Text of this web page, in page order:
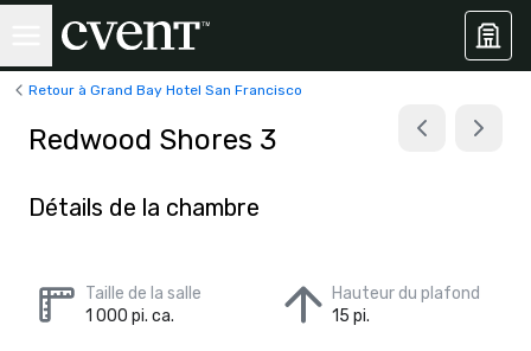
Retour à Grand Bay Hotel San Francisco
Redwood Shores 3
Détails de la chambre
Taille de la salle
1 000 pi. ca.
Hauteur du plafond
15 pi.